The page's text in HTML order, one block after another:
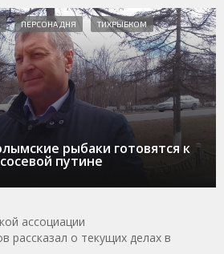
рыбаки готовятся к
путине
ПЕРСОНА ДНЯ ТИХРЫБКОМ
ассоциации
рассказал о текущих делах в